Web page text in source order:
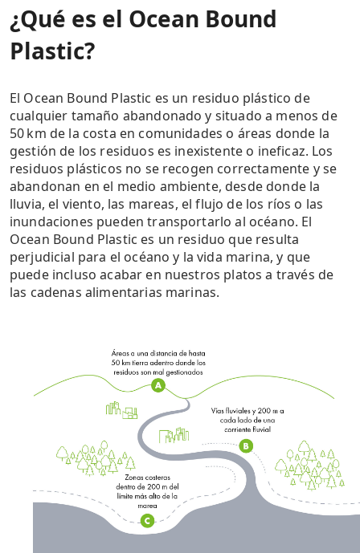
¿Qué es el Ocean Bound
Plastic?
El Ocean Bound Plastic es un residuo plástico de
cualquier tamaño abandonado y situado a menos de
50 km de la costa en comunidades o áreas donde la
gestión de los residuos es inexistente o ineficaz. Los
residuos plásticos no se recogen correctamente y se
abandonan en el medio ambiente, desde donde la
lluvia, el viento, las mareas, el flujo de los ríos o las
inundaciones pueden transportarlo al océano. El
Ocean Bound Plastic es un residuo que resulta
perjudicial para el océano y la vida marina, y que
puede incluso acabar en nuestros platos a través de
las cadenas alimentarias marinas.